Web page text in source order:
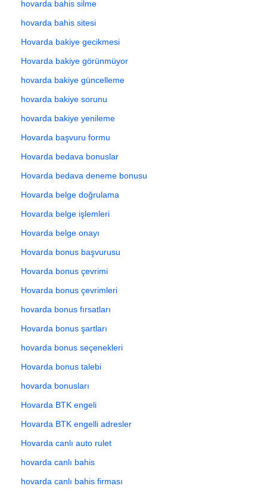
hovarda bahis silme
hovarda bahis sitesi
Hovarda bakiye gecikmesi
Hovarda bakiye görünmüyor
hovarda bakiye güncelleme
hovarda bakiye sorunu
hovarda bakiye yenileme
Hovarda başvuru formu
Hovarda bedava bonuslar
Hovarda bedava deneme bonusu
Hovarda belge doğrulama
Hovarda belge işlemleri
Hovarda belge onayı
Hovarda bonus başvurusu
Hovarda bonus çevrimi
Hovarda bonus çevrimleri
hovarda bonus fırsatları
Hovarda bonus şartları
hovarda bonus seçenekleri
Hovarda bonus talebi
hovarda bonusları
Hovarda BTK engeli
Hovarda BTK engelli adresler
Hovarda canlı auto rulet
hovarda canlı bahis
hovarda canlı bahis firması